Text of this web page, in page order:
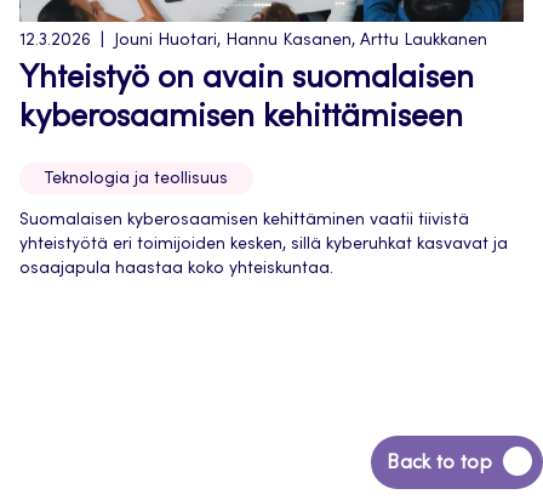
12.3.2026 Jouni Huotari, Hannu Kasanen, Arttu Laukkanen
Yhteistyö on avain suomalaisen
kyberosaamisen kehittämiseen
Teknologia ja teollisuus
Suomalaisen kyberosaamisen kehittäminen vaatii tiivistä
yhteistyötä eri toimijoiden kesken, sillä kyberuhkat kasvavat ja
osaajapula haastaa koko yhteiskuntaa.
Back to top
Back
to